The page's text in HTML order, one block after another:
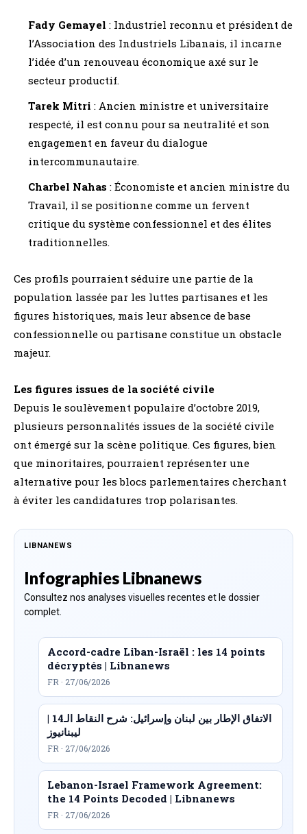
Fady Gemayel : Industriel reconnu et président de
l’Association des Industriels Libanais, il incarne
l’idée d’un renouveau économique axé sur le
secteur productif.
Tarek Mitri : Ancien ministre et universitaire
respecté, il est connu pour sa neutralité et son
engagement en faveur du dialogue
intercommunautaire.
Charbel Nahas : Économiste et ancien ministre du
Travail, il se positionne comme un fervent
critique du système confessionnel et des élites
traditionnelles.
Ces profils pourraient séduire une partie de la
population lassée par les luttes partisanes et les
figures historiques, mais leur absence de base
confessionnelle ou partisane constitue un obstacle
majeur.
Les figures issues de la société civile
Depuis le soulèvement populaire d’octobre 2019,
plusieurs personnalités issues de la société civile
ont émergé sur la scène politique. Ces figures, bien
que minoritaires, pourraient représenter une
alternative pour les blocs parlementaires cherchant
à éviter les candidatures trop polarisantes.
LIBNANEWS
Infographies Libnanews
Consultez nos analyses visuelles recentes et le dossier
complet.
Accord-cadre Liban-Israël : les 14 points
décryptés | Libnanews
FR · 27/06/2026
الاتفاق الإطار بين لبنان وإسرائيل: شرح النقاط الـ14 |
ليبنانيوز
FR · 27/06/2026
Lebanon-Israel Framework Agreement:
the 14 Points Decoded | Libnanews
FR · 27/06/2026